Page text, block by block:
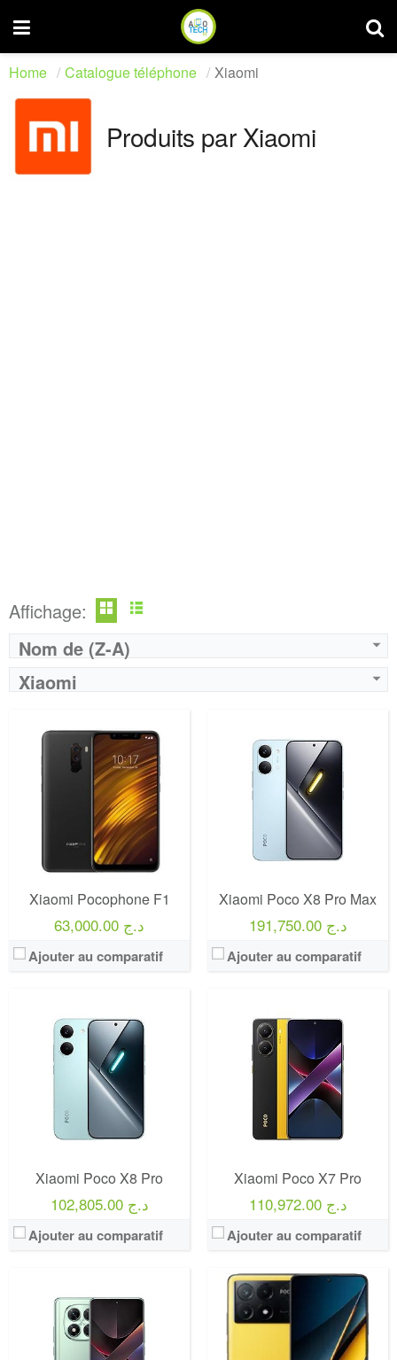
Home Catalogue téléphone Xiaomi
Produits par Xiaomi
Affichage:
Nom de (Z-A)
Xiaomi
Xiaomi Pocophone F1
63,000.00 د.ج
Ajouter au comparatif
Xiaomi Poco X8 Pro Max
191,750.00 د.ج
Ajouter au comparatif
Xiaomi Poco X8 Pro
102,805.00 د.ج
Ajouter au comparatif
Xiaomi Poco X7 Pro
110,972.00 د.ج
Ajouter au comparatif